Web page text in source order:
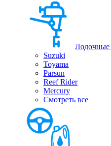
Suzuki
Toyama
Parsun
Reef Rider
Mercury
Смотреть все